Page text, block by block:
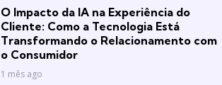
O Impacto da IA na Experiência do
Cliente: Como a Tecnologia Está
Transformando o Relacionamento com
o Consumidor
1 mês ago